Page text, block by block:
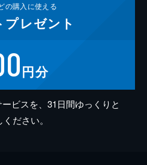
の購入に使える
プレゼント
円分
ビスを、31日間ゆっくりと
ださい。